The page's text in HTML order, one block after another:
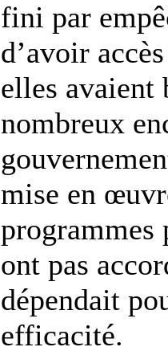
fini par
d’avoir
elles avaient
nombreux
mise en
programmes
ont pas
dépendait
efficacité.